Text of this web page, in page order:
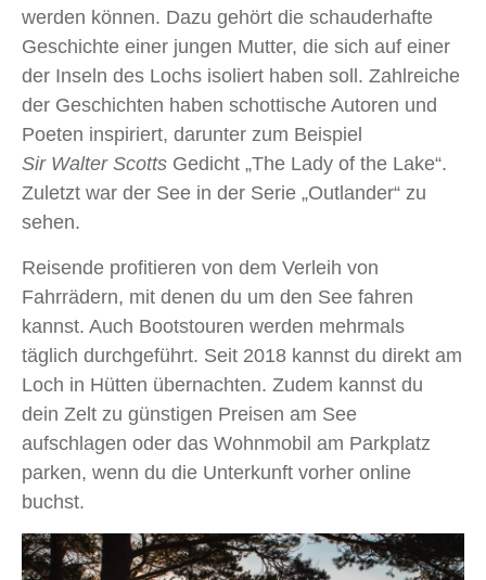
werden können. Dazu gehört die schauderhafte
Geschichte einer jungen Mutter, die sich auf einer
der Inseln des Lochs isoliert haben soll. Zahlreiche
der Geschichten haben schottische Autoren und
Poeten inspiriert, darunter zum Beispiel
Sir Walter Scotts Gedicht „The Lady of the Lake“.
Zuletzt war der See in der Serie „Outlander“ zu
sehen.
Reisende profitieren von dem Verleih von
Fahrrädern, mit denen du um den See fahren
kannst. Auch Bootstouren werden mehrmals
täglich durchgeführt. Seit 2018 kannst du direkt am
Loch in Hütten übernachten. Zudem kannst du
dein Zelt zu günstigen Preisen am See
aufschlagen oder das Wohnmobil am Parkplatz
parken, wenn du die Unterkunft vorher online
buchst.